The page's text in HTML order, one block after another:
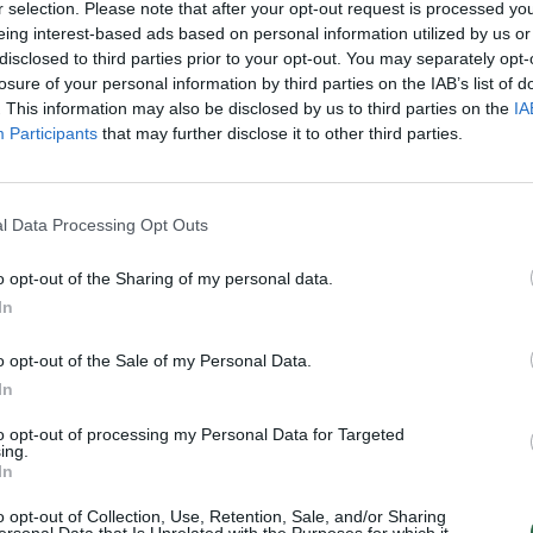
selection. Please note that after your opt-out request is processed
interest-based ads based on personal information utilized by us
to third parties prior to your opt-out. You may separately
of your personal information by third parties on the IAB’s list of
This information may also be disclosed by us to third parties on the
Participants that may further disclose it to other third parties.
Data Processing Opt Outs
opt-out of the Sharing of my personal data.
opt-out of the Sale of my Personal Data.
opt-out of processing my Personal Data for Targeted
opt-out of Collection, Use, Retention, Sale, and/or Sharing
Linkuva Byla
Visi įrašai
Karšta A. Kasparavičiaus ir Ž Pavilionio
Laidos Lietuva tiesiogiai
Kuprines pasvėrę specialistai įspėja apie
pradinukų